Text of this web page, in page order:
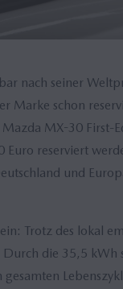
nach seiner
Marke schon
MX-30 First-
reserviert
und
Trotz des lokal
die 35,5